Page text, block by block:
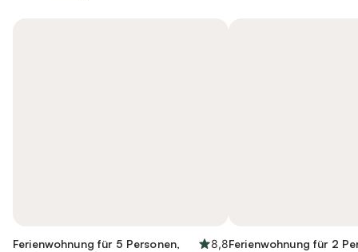
Ferienwohnung für 5 Personen,
8,8Ferienwohnung für 2